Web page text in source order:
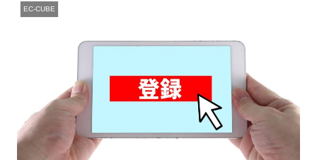
EC-CUBE